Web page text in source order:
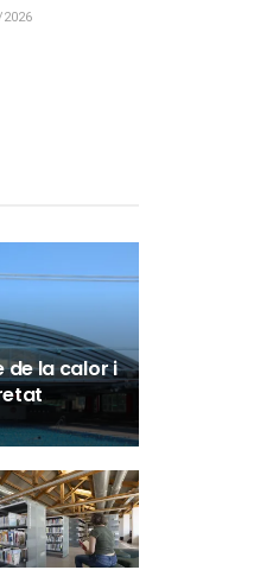
de la calor i